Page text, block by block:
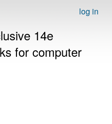
log in
14e
for computer